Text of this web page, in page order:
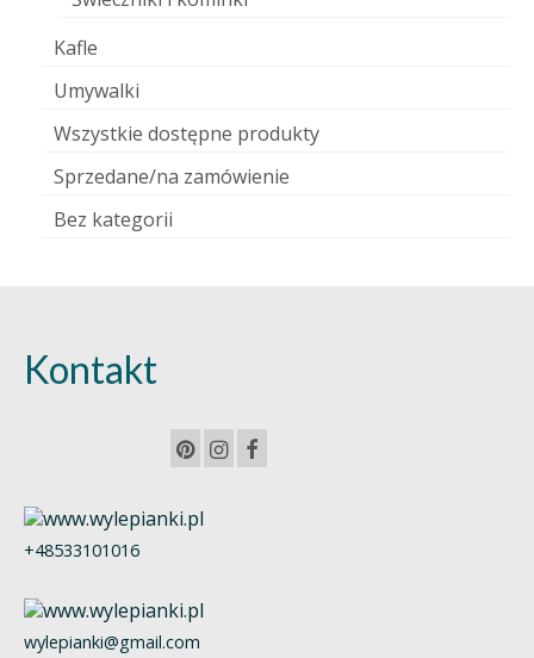
Kafle
Umywalki
Wszystkie dostępne produkty
Sprzedane/na zamówienie
Bez kategorii
Kontakt
+48533101016
wylepianki@gmail.com